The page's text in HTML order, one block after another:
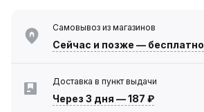
Самовывоз из магазинов
Сейчас и позже — бесплатно
Доставка в пункт выдачи
Через 3 дня —187 ₽